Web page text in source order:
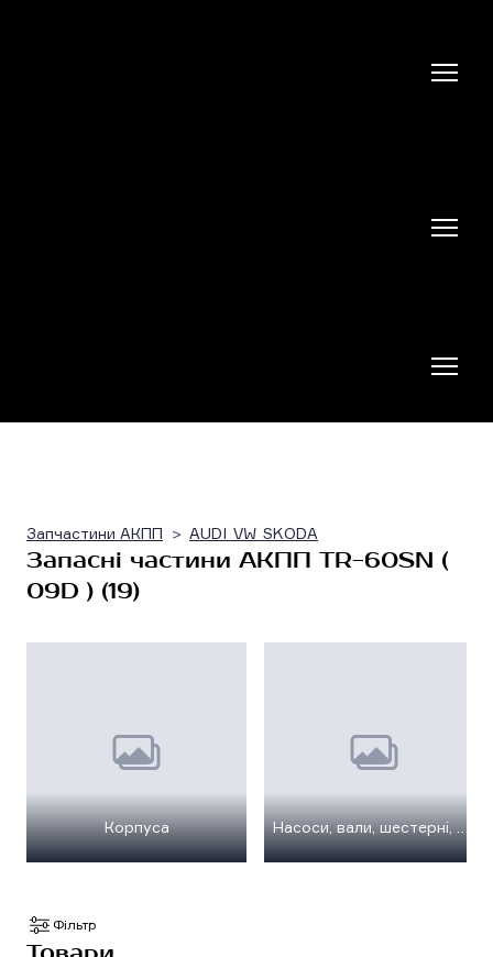
Запчастини АКПП AUDI_VW_SKODA
Запасні частини АКПП TR-60SN (
09D ) (19)
Корпуса Насоси, вали, шестерні, планетарні передачі
Фільтр